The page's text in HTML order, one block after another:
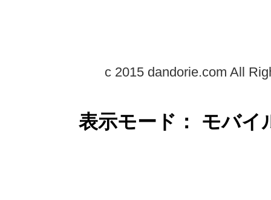
c 2015 dandorie.com All
表示モード： モバ